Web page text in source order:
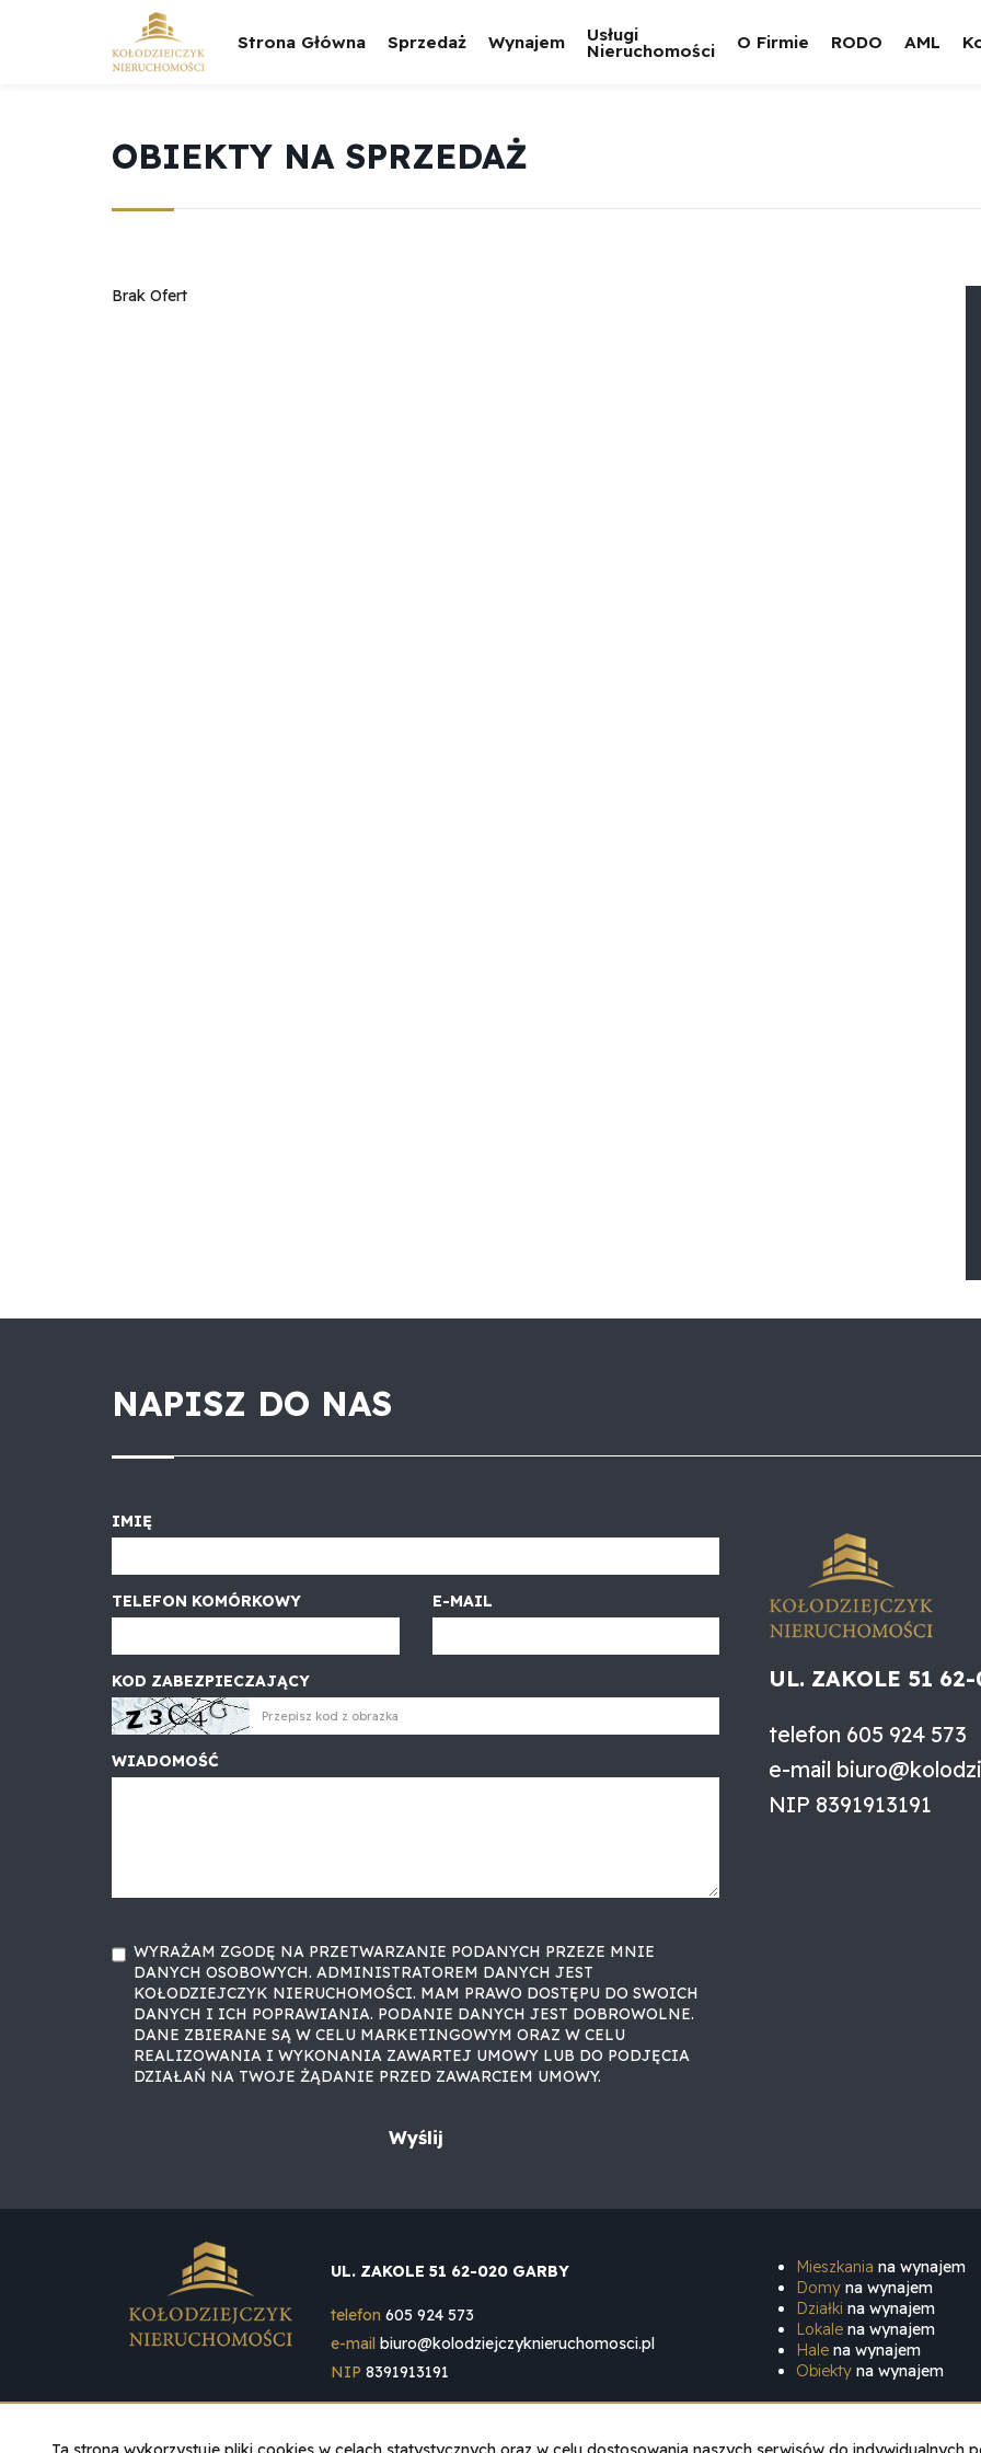
Strona Główna Sprzedaż Wynajem Usługi
Nieruchomości O Firmie RODO AML
OBIEKTY NA SPRZEDAŻ
Brak Ofert
NAPISZ DO NAS
IMIĘ
TELEFON KOMÓRKOWY E-MAIL
KOD ZABEZPIECZAJĄCY
WIADOMOŚĆ
WYRAŻAM ZGODĘ NA PRZETWARZANIE PODANYCH PRZEZE MNIE
DANYCH OSOBOWYCH. ADMINISTRATOREM DANYCH JEST
KOŁODZIEJCZYK NIERUCHOMOŚCI. MAM PRAWO DOSTĘPU DO SWOICH
DANYCH I ICH POPRAWIANIA. PODANIE DANYCH JEST DOBROWOLNE.
DANE ZBIERANE SĄ W CELU MARKETINGOWYM ORAZ W CELU
REALIZOWANIA I WYKONANIA ZAWARTEJ UMOWY LUB DO PODJĘCIA
DZIAŁAŃ NA TWOJE ŻĄDANIE PRZED ZAWARCIEM UMOWY.
UL. ZAKOLE 51
telefon 605 924 573
e-mail
NIP 8391913191
UL. ZAKOLE 51 62-020 GARBY
telefon 605 924 573
e-mail biuro@kolodziejczyknieruchomosci.pl
NIP 8391913191
Mieszkania na wynajem
Domy na wynajem
Działki na wynajem
Lokale na wynajem
Hale na wynajem
Obiekty na wynajem